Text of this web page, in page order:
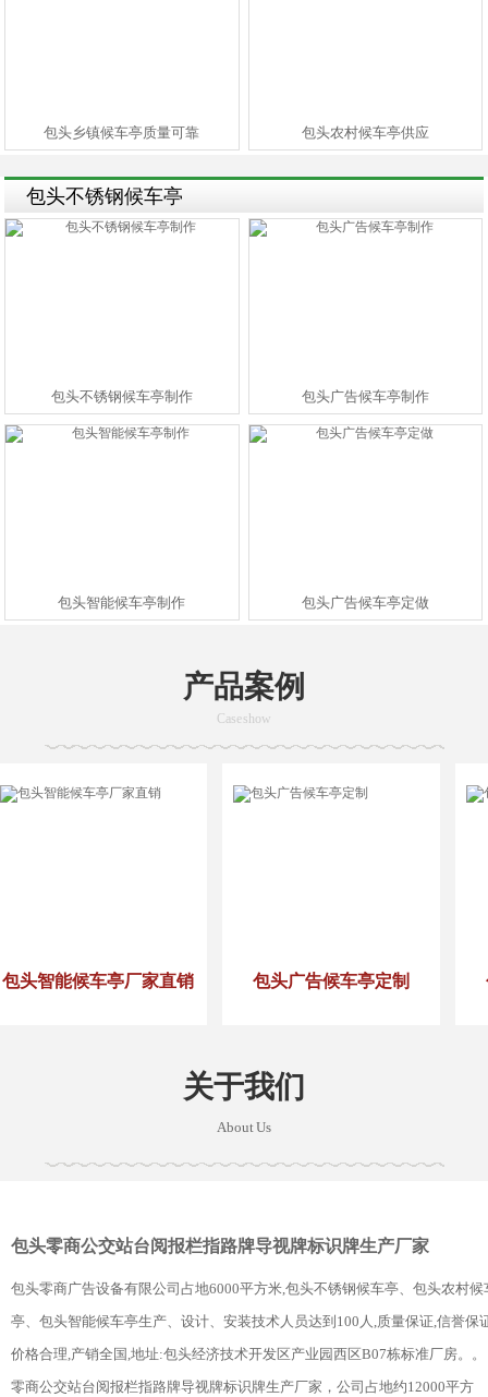
包头乡镇候车亭质量可靠 包头农村候车亭供应
包头不锈钢候车亭
包头不锈钢候车亭制作 包头广告候车亭制作
包头智能候车亭制作 包头广告候车亭定做
产品案例
Case show
头智能候车亭厂家直销 包头广告候车亭定制
关于我们
About Us
包头零商公交站台阅报栏指路牌导视牌标识牌生产厂家
包头零商广告设备有限公司占地6000平方米,包头不锈钢候车亭、包头农村候
亭、包头智能候车亭生产、设计、安装技术人员达到100人,质量保证,信誉保
价格合理,产销全国,地址:包头经济技术开发区产业园西区B07栋标准厂房。。
零商公交站台阅报栏指路牌导视牌标识牌生产厂家，公司占地约12000平方